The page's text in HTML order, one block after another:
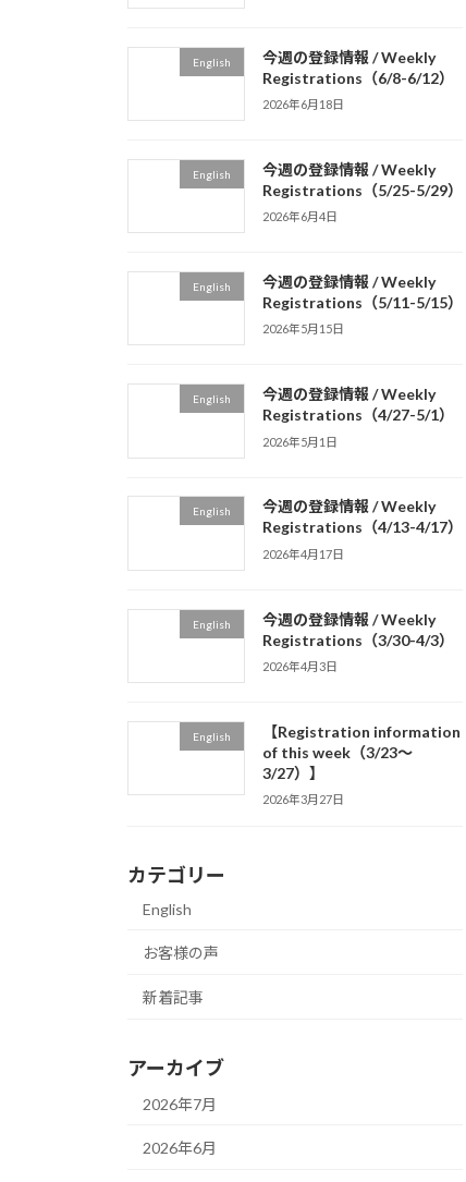
English
今週の登録情報 / Weekly
Registrations（6/8-6/12）
2026年6月18日
English
今週の登録情報 / Weekly
Registrations（5/25-5/29）
2026年6月4日
English
今週の登録情報 / Weekly
Registrations（5/11-5/15）
2026年5月15日
English
今週の登録情報 / Weekly
Registrations（4/27-5/1）
2026年5月1日
English
今週の登録情報 / Weekly
Registrations（4/13-4/17）
2026年4月17日
English
今週の登録情報 / Weekly
Registrations（3/30-4/3）
2026年4月3日
English
【Registration information
of this week（3/23～
3/27）】
2026年3月27日
カテゴリー
English
お客様の声
新着記事
アーカイブ
2026年7月
2026年6月